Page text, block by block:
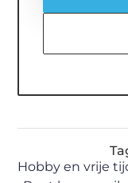
Hobby en vrije